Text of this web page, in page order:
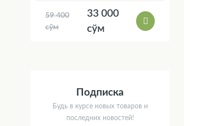
59 400
сўм
33 000
сўм
Подписка
Будь в курсе новых товаров и
последних новостей!